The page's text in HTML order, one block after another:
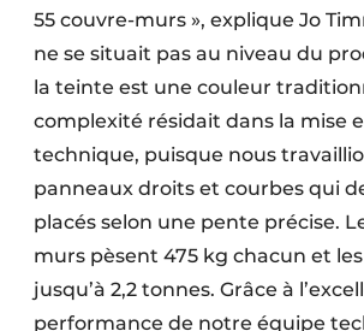
55 couvre-murs », explique Jo
ne se situait pas au niveau du
la teinte est une couleur
complexité résidait dans la mise
technique, puisque nous
panneaux droits et courbes qui
placés selon une pente précise.
murs pèsent 475 kg chacun et
jusqu’à 2,2 tonnes. Grâce à
performance de notre équipe